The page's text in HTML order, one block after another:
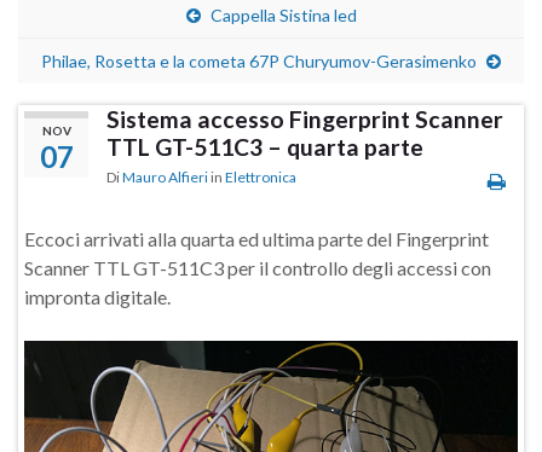
Cappella Sistina led
Philae, Rosetta e la cometa 67P Churyumov-Gerasimenko
NOV
07
Sistema accesso Fingerprint Scanner
TTL GT-511C3 – quarta parte
DiMauro Alfieri in Elettronica
Eccoci arrivati alla quarta ed ultima parte del Fingerprint
Scanner TTL GT-511C3 per il controllo degli accessi con
impronta digitale.